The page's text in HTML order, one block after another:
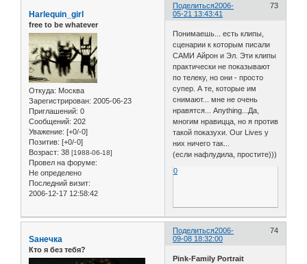
Поделиться 73
2006-
05-21 13:43:41
Harlequin_girl
free to be whatever
Откуда: Москва
Зарегистрирован: 2005-06-23
Приглашений: 0
Сообщений: 202
Уважение: [+0/-0]
Позитив: [+0/-0]
Возраст: 38 [1988-06-18]
Провел на форуме:
Не определено
Последний визит:
2006-12-17 12:58:42
Понимаешь... есть клипы,
сценарии к которым писали
САМИ Айрон и Эл. Эти клипы
практически не показывают
по телеку, но они - просто
супер. А те, которые им
снимают... мне не очень
нравятся... Anything...Да,
многим нравицца, но я против
такой показухи. Our Lives у
них ничего так...
(если нафлудила, простите)))
0
Поделиться 74
2006-
09-08 18:32:00
Sанечка
Кто я без тебя?
Pink-Family Portrait